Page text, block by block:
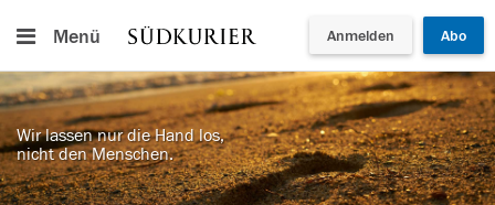
Menü Anmelden Abo
Wir lassen nur die Hand los,
nicht den Menschen.